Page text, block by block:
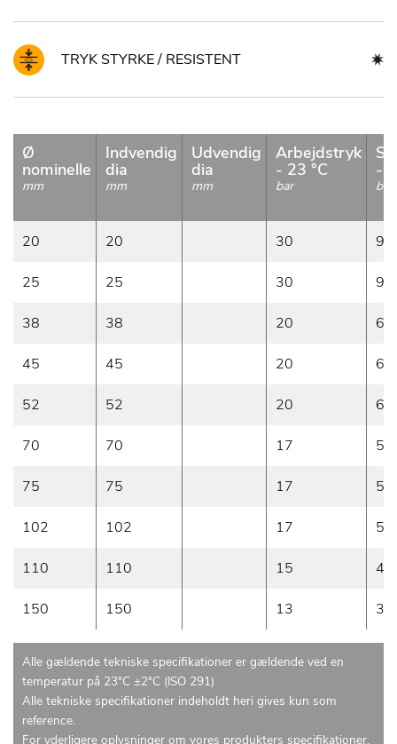
TRYK STYRKE / RESISTENT
Ø
nominelle
mm
Indvendig
dia
mm
Udvendig
dia
mm
Arbejdstryk
- 23 °C
bar
-
bar
20 20 30 90
25 25 30 90
38 38 20 62
45 45 20 62
52 52 20 60
70 70 17 50
75 75 17 50
102 102 17 50
110 110 15 45
150 150 13 35
Alle gældende tekniske specifikationer er gældende ved en
temperatur på 23°C ±2°C (ISO 291)
Alle tekniske specifikationer indeholdt heri gives kun som
reference.
For yderligere oplysninger om vores produkters specifikationer,